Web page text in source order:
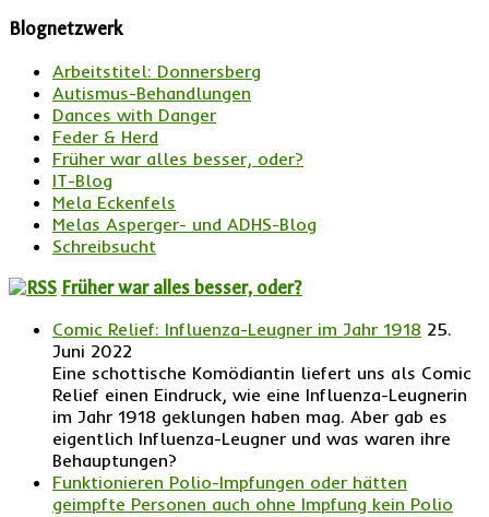
Blognetzwerk
Arbeitstitel: Donnersberg
Autismus-Behandlungen
Dances with Danger
Feder & Herd
Früher war alles besser, oder?
IT-Blog
Mela Eckenfels
Melas Asperger- und ADHS-Blog
Schreibsucht
Früher war alles besser, oder?
Comic Relief: Influenza-Leugner im Jahr 1918 25.
Juni 2022
Eine schottische Komödiantin liefert uns als Comic
Relief einen Eindruck, wie eine Influenza-Leugnerin
im Jahr 1918 geklungen haben mag. Aber gab es
eigentlich Influenza-Leugner und was waren ihre
Behauptungen?
Funktionieren Polio-Impfungen oder hätten
geimpfte Personen auch ohne Impfung kein Polio